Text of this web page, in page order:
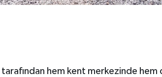
hem kent merkezinde hem